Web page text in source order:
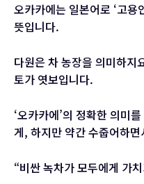
오카카에는 일본어로 ‘고용
뜻입니다.
다원은 차 농장을 의미하지
토가 엿보입니다.
‘오카카에’의 정확한 의미
게, 하지만 약간 수줍어하
“비싼 녹차가 모두에게 가